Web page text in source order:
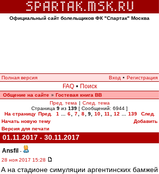
Официальный сайт болельщиков ФК "Спартак" Москва
Полная версия Вход • Регистрация
FAQ • Поиск
Общение на сайте » Гостевая книга ВВ
Пред. тема | След. тема
Страница 9 из 139 [ Сообщений: 6944 ]
На страницу Пред. 1 6 7 8 9, 10 11 12 139
След.
Начать новую тему
Добавить
Версия для печати
01.11.2017 - 30.11.2017
Ansfil -
28 ноя 2017 15:28
А на стадионе симуляции аргентинских бамжей